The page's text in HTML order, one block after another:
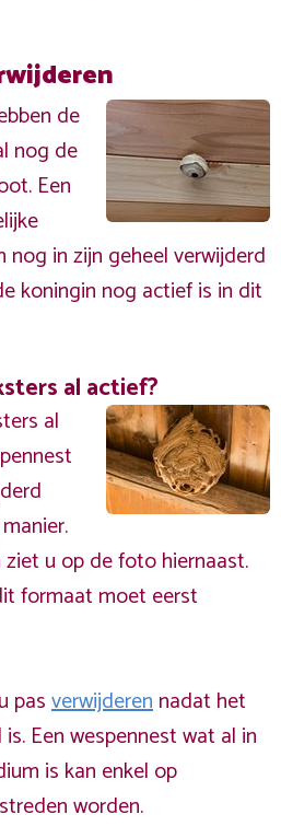
de
nog de
Een
nog in zijn geheel verwijderd
koningin nog actief is in dit
al actief?
al
u op de foto hiernaast.
formaat moet eerst
pasverwijderennadat het
Een wespennest wat al in
is kan enkel op
worden.